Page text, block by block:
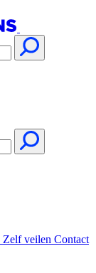
Zelf veilen Contact